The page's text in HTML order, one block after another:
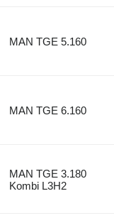
MAN TGE 5.160
MAN TGE 6.160
MAN TGE 3.180
Kombi L3H2